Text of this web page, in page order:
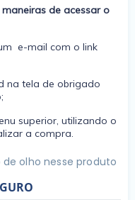
de acessar o
e-mail com o link
na tela de obrigado
superior, utilizando o
a compra.
olho nesse produto